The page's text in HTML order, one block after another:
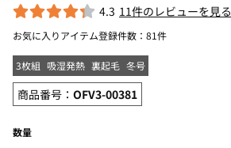
4.3 11件のレビューを見る
お気に入りアイテム登録件数： 81件
3枚組 吸湿発熱 裏起毛 冬号
商品番号： OFV3-00381
数量